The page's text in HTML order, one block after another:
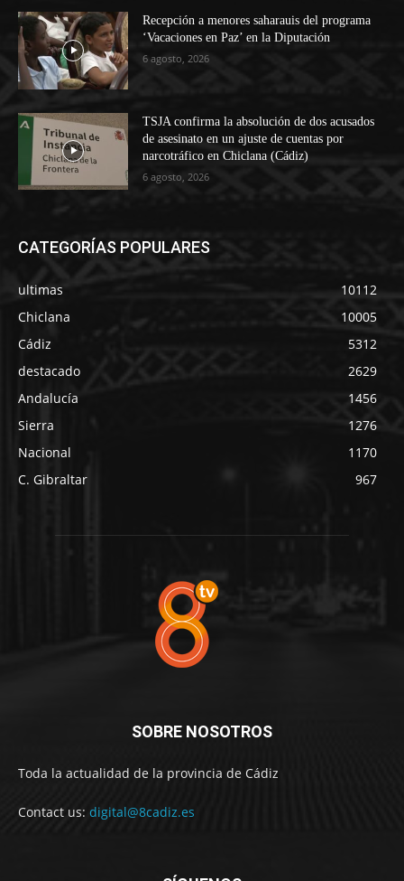
Recepción a menores saharauis del programa
‘Vacaciones en Paz’ en la Diputación
6 agosto, 2026
TSJA confirma la absolución de dos acusados
de asesinato en un ajuste de cuentas por
narcotráfico en Chiclana (Cádiz)
6 agosto, 2026
CATEGORÍAS POPULARES
ultimas
10112
Chiclana
10005
Cádiz
5312
destacado
2629
Andalucía
1456
Sierra
1276
Nacional
1170
C. Gibraltar
967
SOBRE NOSOTROS
Toda la actualidad de la provincia de Cádiz
Contact us: digital@8cadiz.es